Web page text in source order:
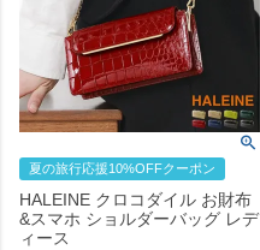
夏の旅行応援10%OFFクーポン
HALEINE クロコダイル お財布
&スマホ ショルダーバッグ レデ
ィース